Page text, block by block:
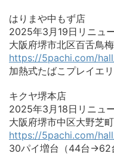
はりまや中もず店
2025年3月19日リニュ
大阪府堺市北区百舌鳥
https://5pachi.com/
加熱式たばこプレイエ
キクヤ堺本店
2025年3月18日リニュ
大阪府堺市中区大野芝
https://5pachi.com/
30パイ増台（44台→62